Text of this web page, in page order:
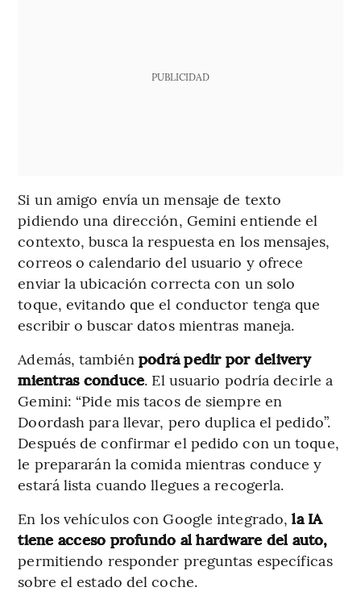
PUBLICIDAD
Si un amigo envía un mensaje de texto
pidiendo una dirección, Gemini entiende el
contexto, busca la respuesta en los mensajes,
correos o calendario del usuario y ofrece
enviar la ubicación correcta con un solo
toque, evitando que el conductor tenga que
escribir o buscar datos mientras maneja.
Además, también podrá pedir por delivery
mientras conduce. El usuario podría decirle a
Gemini: “Pide mis tacos de siempre en
Doordash para llevar, pero duplica el pedido”.
Después de confirmar el pedido con un toque,
le prepararán la comida mientras conduce y
estará lista cuando llegues a recogerla.
En los vehículos con Google integrado,la IA
tiene acceso profundo al hardware del auto,
permitiendo responder preguntas específicas
sobre el estado del coche.